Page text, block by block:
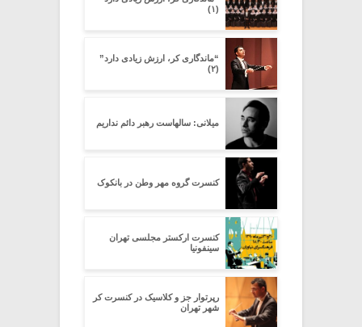
(۱)
“ماندگاری کر، ارزش زیادی دارد”
(۲)
میلانی: سالهاست رهبر دائم نداریم
کنسرت گروه مهر وطن در بانکوک
کنسرت ارکستر مجلسی تهران
سینفونیا
رپرتوار جز و کلاسیک در کنسرت کر
شهر تهران